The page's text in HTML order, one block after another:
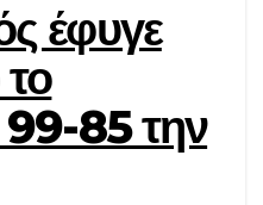
έφυγε
99-85 την